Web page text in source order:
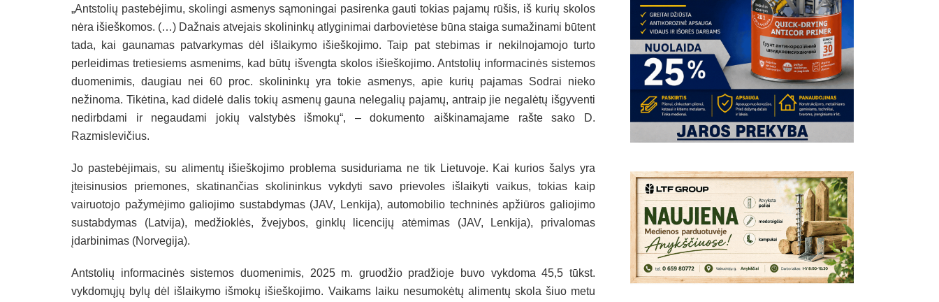
„Antstolių pastebėjimu, skolingi asmenys sąmoningai pasirenka gauti tokias pajamų rūšis, iš kurių skolos
nėra išieškomos. (…) Dažnais atvejais skolininkų atlyginimai darbovietėse būna staiga sumažinami būtent
tada, kai gaunamas patvarkymas dėl išlaikymo išieškojimo. Taip pat stebimas ir nekilnojamojo turto
perleidimas tretiesiems asmenims, kad būtų išvengta skolos išieškojimo. Antstolių informacinės sistemos
duomenimis, daugiau nei 60 proc. skolininkų yra tokie asmenys, apie kurių pajamas Sodrai nieko
nežinoma. Tikėtina, kad didelė dalis tokių asmenų gauna nelegalių pajamų, antraip jie negalėtų išgyventi
nedirbdami ir negaudami jokių valstybės išmokų“, – dokumento aiškinamajame rašte sako D.
Razmislevičius.
Jo pastebėjimais, su alimentų išieškojimo problema susiduriama ne tik Lietuvoje. Kai kurios šalys yra
įteisinusios priemones, skatinančias skolininkus vykdyti savo prievoles išlaikyti vaikus, tokias kaip
vairuotojo pažymėjimo galiojimo sustabdymas (JAV, Lenkija), automobilio techninės apžiūros galiojimo
sustabdymas (Latvija), medžioklės, žvejybos, ginklų licencijų atėmimas (JAV, Lenkija), privalomas
įdarbinimas (Norvegija).
Antstolių informacinės sistemos duomenimis, 2025 m. gruodžio pradžioje buvo vykdoma 45,5 tūkst.
vykdomųjų bylų dėl išlaikymo išmokų išieškojimo. Vaikams laiku nesumokėtų alimentų skola šiuo metu